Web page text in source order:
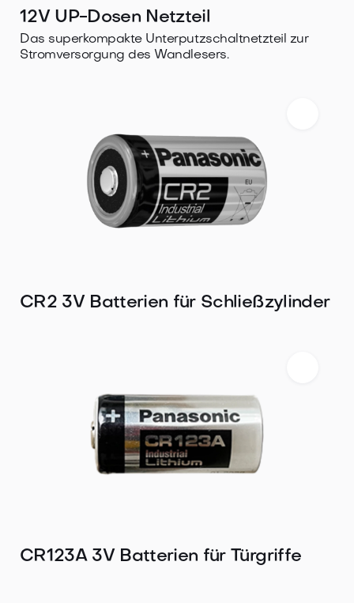
12V UP-Dosen Netzteil
Das superkompakte Unterputzschaltnetzteil zur
Stromversorgung des Wandlesers.
CR2 3V Batterien für Schließzylinder
CR123A 3V Batterien für Türgriffe